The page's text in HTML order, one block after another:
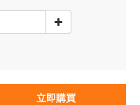
立即購買